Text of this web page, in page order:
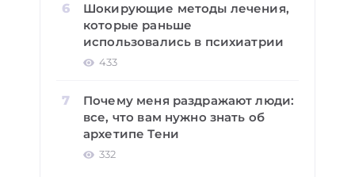
Шокирующие методы лечения,
которые раньше
использовались в психиатрии
433
Почему меня раздражают люди:
все, что вам нужно знать об
архетипе Тени
332